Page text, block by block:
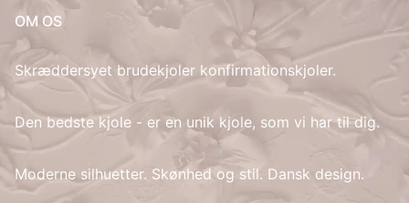
IT
LV
LT
NO
OM OS
Skræddersyet brudekjoler konfirmationskjoler.
Den bedste kjole - er en unik kjole, som vi har til dig.
Moderne silhuetter. Skønhed og stil. Dansk design.